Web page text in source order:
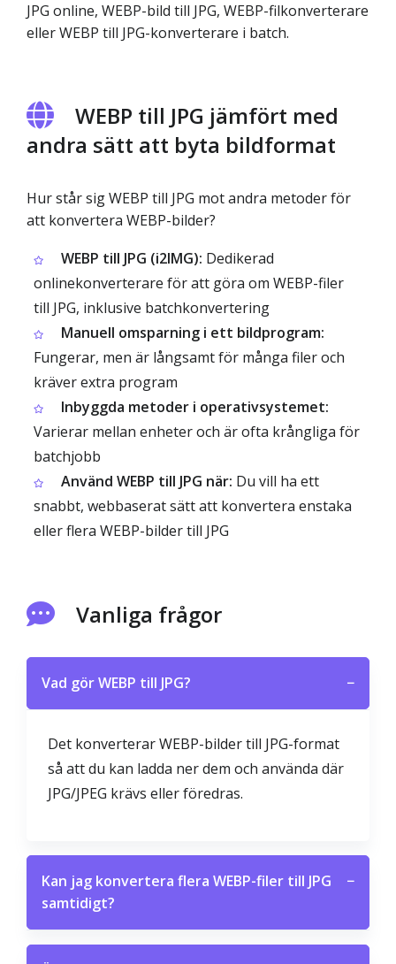
JPG online, WEBP-bild till JPG, WEBP-filkonverterare
eller WEBP till JPG-konverterare i batch.
WEBP till JPG jämfört med
andra sätt att byta bildformat
Hur står sig WEBP till JPG mot andra metoder för
att konvertera WEBP-bilder?
WEBP till JPG (i2IMG): Dedikerad
onlinekonverterare för att göra om WEBP-filer
till JPG, inklusive batchkonvertering
Manuell omsparning i ett bildprogram:
Fungerar, men är långsamt för många filer och
kräver extra program
Inbyggda metoder i operativsystemet:
Varierar mellan enheter och är ofta krångliga för
batchjobb
Använd WEBP till JPG när: Du vill ha ett
snabbt, webbaserat sätt att konvertera enstaka
eller flera WEBP-bilder till JPG
Vanliga frågor
Vad gör WEBP till JPG? −
Det konverterar WEBP-bilder till JPG-format
så att du kan ladda ner dem och använda där
JPG/JPEG krävs eller föredras.
Kan jag konvertera flera WEBP-filer till JPG
samtidigt?
−